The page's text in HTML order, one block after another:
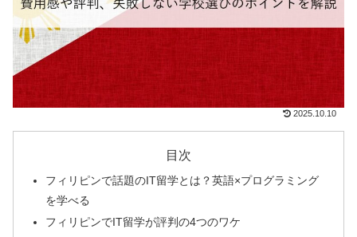
2025.10.10
目次
フィリピンで話題のIT留学とは？英語×プログラミング
を学べる
フィリピンでIT留学が評判の4つのワケ